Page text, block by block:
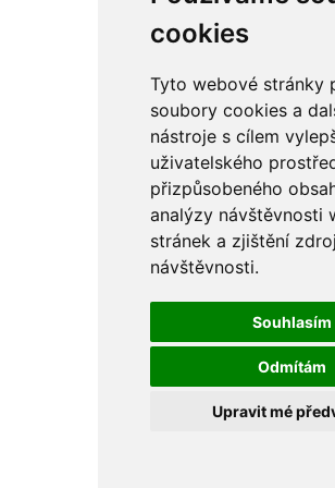
cookies
Tyto webové stránky
soubory cookies a
nástroje s cílem
uživatelského
přizpůsobeného
analýzy návštěvnosti
stránek a zjištění
návštěvnosti.
Souhlasím
Odmítám
Upravit mé
řetězy
ostatní části
sekundární
sání
sedla
spojovací materiál
matice
podložky
pojistné
šrouby
výbava
výfuky a kolena
bowdeny a lanka
filtry
gufera